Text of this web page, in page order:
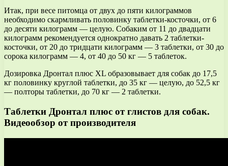
Итак, при весе питомца от двух до пяти килограммов
необходимо скармливать половинку таблетки-косточки, от 6
до десяти килограмм — целую. Собаким от 11 до двадцати
килограмм рекомендуется однократно давать 2 таблетки-
косточки, от 20 до тридцати килограмм — 3 таблетки, от 30 до
сорока килограмм — 4, от 40 до 50 кг — 5 таблеток.
Дозировка Дронтал плюс XL образовывает для собак до 17,5
кг половинку круглой таблетки, до 35 кг — целую, до 52,5 кг
— полторы таблетки, до 70 кг — 2 таблетки.
Таблетки Дронтал плюс от глистов для собак.
Видеообзор от производителя